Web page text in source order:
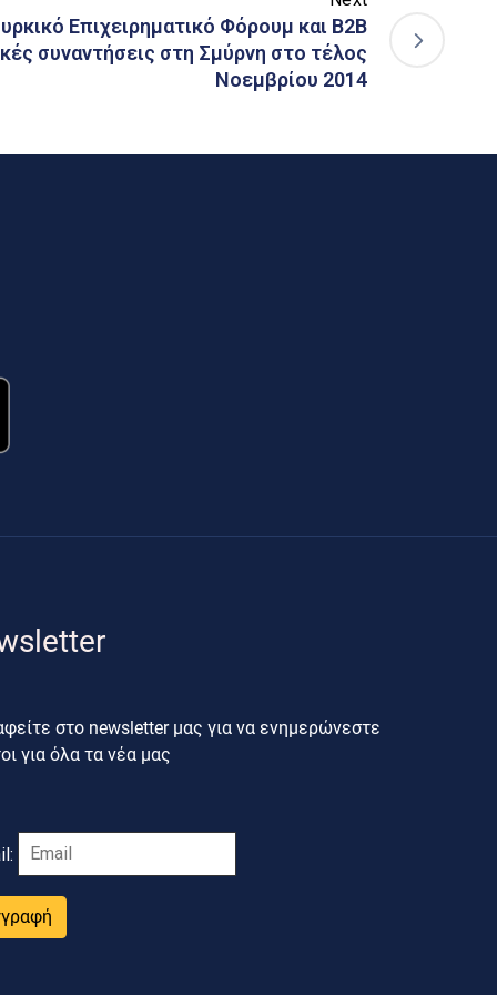
Επιχειρηματικό Φόρουμ και Β2Β
συναντήσεις στη Σμύρνη στο τέλος
Νοεμβρίου 2014
στο newsletter μας για να ενημερώνεστε
για όλα τα νέα μας